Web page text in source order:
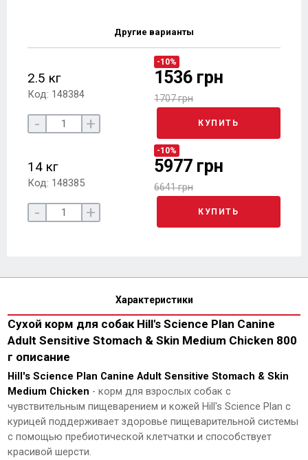
Другие варианты
2.5 кг
Код: 148384
-10%
1536 грн
1707 грн
- + КУПИТЬ
14 кг
Код: 148385
-10%
5977 грн
6641 грн
- + КУПИТЬ
Характеристики
Сухой корм для собак Hill's Science Plan Canine
Adult Sensitive Stomach & Skin Medium Chicken 800
г описание
Hill's Science Plan Canine Adult Sensitive Stomach & Skin
Medium Chicken - корм для взрослых собак с
чувствительным пищеварением и кожей Hill's Science Plan с
курицей поддерживает здоровье пищеварительной системы
с помощью пребиотической клетчатки и способствует
красивой шерсти.